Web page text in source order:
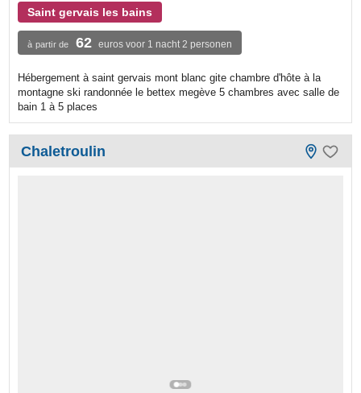
Saint gervais les bains
à partir de 62 euros voor 1 nacht 2 personen
Hébergement à saint gervais mont blanc gite chambre d'hôte à la
montagne ski randonnée le bettex megève 5 chambres avec salle de
bain 1 à 5 places
Chaletroulin